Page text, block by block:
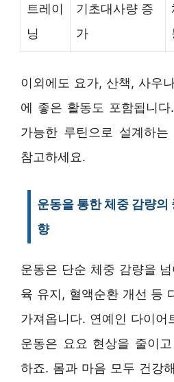
트레이
닝
기초대사량 증
가
이외에도 요가, 산책, 사우
에 좋은 활동도 포함됩니
가능한 루틴으로 설계하
참고하세요.
운동을 통한 체중 감량의
향
운동은 단순 체중 감량을
육 유지, 혈액순환 개선 등
가져옵니다. 연예인 다이어
운동은 요요 현상을 줄이
하죠. 몸과 마음 모두 건강